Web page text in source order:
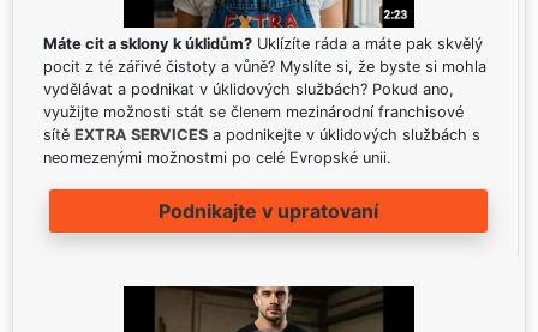
Máte cit a sklony k úklidům? Uklízíte ráda a máte pak skvělý
pocit z té zářivé čistoty a vůně? Myslíte si, že byste si mohla
vydělávat a podnikat v úklidových službách? Pokud ano,
využijte možnosti stát se členem mezinárodní franchisové
sítě EXTRA SERVICES a podnikejte v úklidových službách s
neomezenými možnostmi po celé Evropské unii.
Podnikajte v upratovaní